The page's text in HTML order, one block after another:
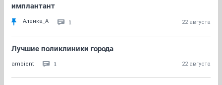
имплантант
Аленка_А 1 22 августа
Лучшие поликлиники города
ambient 1 22 августа